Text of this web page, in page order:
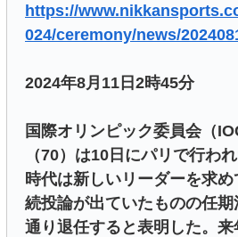
https://
024/ceremony/news/
2024年8月11日2時45分
国際オリンピック委員会（
（70）は10日にパリで行わ
時代は新しいリーダーを求め
続投論が出ていたものの任
通り退任すると表明した。来